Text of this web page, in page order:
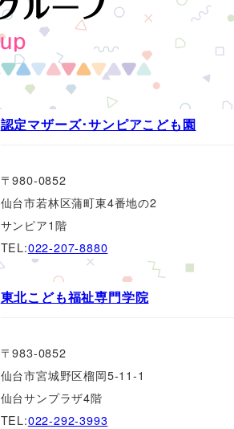
認定マザーズ･サンピアこども園
〒980-0852
仙台市若林区蒲町東4番地の2
サンピア1階
TEL:022-207-8880
東北こども福祉専門学院
〒983-0852
仙台市宮城野区榴岡5-11-1
仙台サンプラザ4階
TEL:022-292-3993